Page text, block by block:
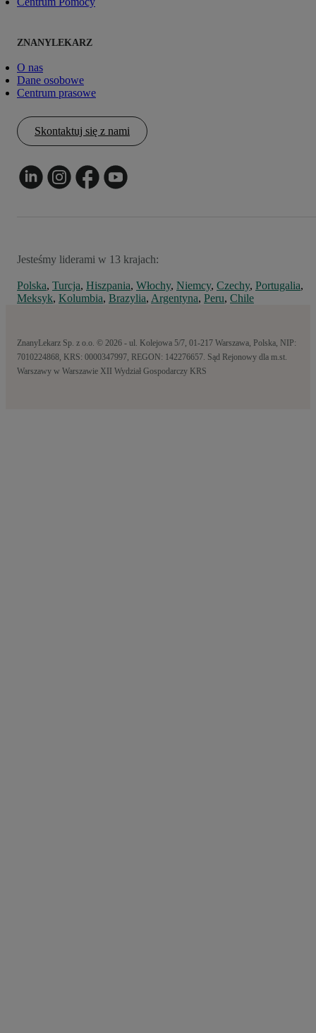
ZNANYLEKARZ
O nas
Dane osobowe
Centrum prasowe
Skontaktuj się z nami
Jesteśmy liderami w 13 krajach:
Polska, Turcja, Hiszpania, Włochy, Niemcy, Czechy, Portugalia,
Meksyk, Kolumbia, Brazylia, Argentyna, Peru, Chile
ZnanyLekarz Sp. z o.o. © 2026 - ul. Kolejowa 5/7, 01-217 Warszawa, Polska, NIP:
7010224868, KRS: 0000347997, REGON: 142276657. Sąd Rejonowy dla m.st.
Warszawy w Warszawie XII Wydział Gospodarczy KRS